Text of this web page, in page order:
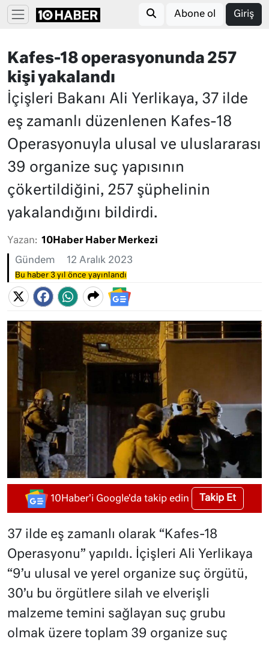
Abone ol Giriş
Kafes-18 operasyonunda 257
kişi yakalandı
İçişleri Bakanı Ali Yerlikaya, 37 ilde
eş zamanlı düzenlenen Kafes-18
Operasyonuyla ulusal ve uluslararası
39 organize suç yapısının
çökertildiğini, 257 şüphelinin
yakalandığını bildirdi.
Yazan: 10Haber Haber Merkezi
Gündem 12 Aralık 2023
Bu haber 3 yıl önce yayınlandı
10Haber'i Google'da takip edin Takip Et
37 ilde eş zamanlı olarak “Kafes-18
Operasyonu” yapıldı. İçişleri Ali Yerlikaya
“9’u ulusal ve yerel organize suç örgütü,
30’u bu örgütlere silah ve elverişli
malzeme temini sağlayan suç grubu
olmak üzere toplam 39 organize suç